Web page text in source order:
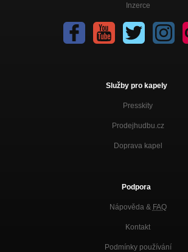
Inzerce
Služby pro kapely
Presskity
Prodejhudbu.cz
Doprava kapel
Podpora
Nápověda & FAQ
Kontakt
Podmínky používání